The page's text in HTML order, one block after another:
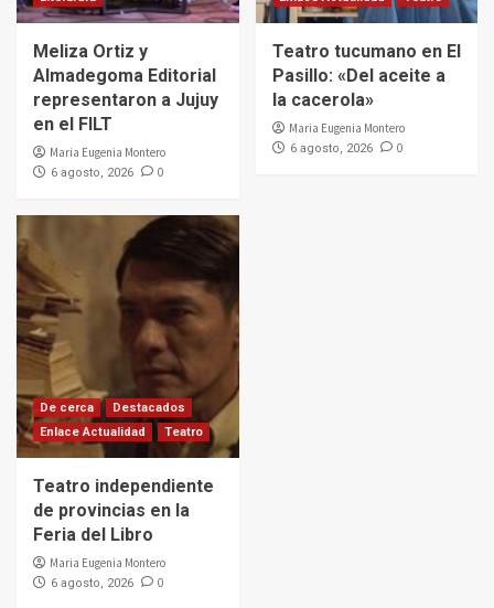
Meliza Ortiz y
Almadegoma Editorial
representaron a Jujuy
en el FILT
Maria Eugenia Montero
6 agosto, 2026 0
Teatro tucumano en El
Pasillo: «Del aceite a
la cacerola»
Maria Eugenia Montero
6 agosto, 2026 0
De cerca
Destacados
Enlace Actualidad
Teatro
Teatro independiente
de provincias en la
Feria del Libro
Maria Eugenia Montero
6 agosto, 2026 0